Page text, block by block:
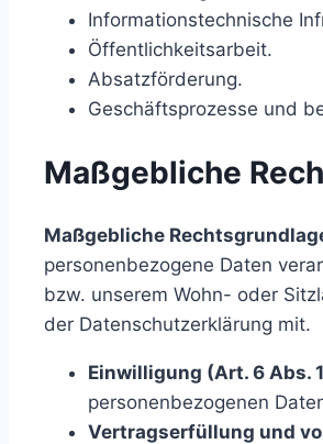
Informationstechnische
Öffentlichkeitsarbeit.
Absatzförderung.
Geschäftsprozesse und
Maßgebliche
Maßgebliche
personenbezogene Daten
bzw. unserem Wohn- oder
der Datenschutzerklärung mit.
Einwilligung (Art. 6 Abs. 1
personenbezogenen
Vertragserfüllung und